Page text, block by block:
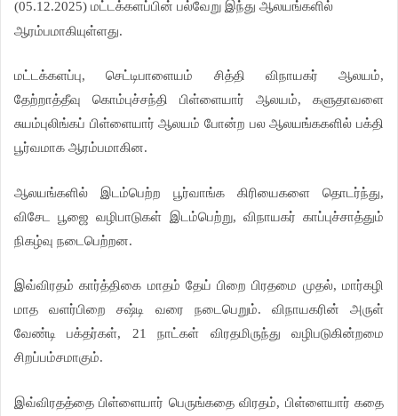
(05.12.2025) மட்டக்களப்பின் பல்வேறு இந்து ஆலயங்களில்
ஆரம்பமாகியுள்ளது.
மட்டக்களப்பு, செட்டிபாளையம் சித்தி விநாயகர் ஆலயம்,
தேற்றாத்தீவு கொம்புச்சந்தி பிள்ளையார் ஆலயம், களுதாவளை
சுயம்புலிங்கப் பிள்ளையார் ஆலயம் போன்ற பல ஆலயங்ககளில் பக்தி
பூர்வமாக ஆரம்பமாகின.
ஆலயங்களில் இடம்பெற்ற பூர்வாங்க கிரியைகளை தொடர்ந்து,
விசேட பூஜை வழிபாடுகள் இடம்பெற்று, விநாயகர் காப்புச்சாத்தும்
நிகழ்வு நடைபெற்றன.
இவ்விரதம் கார்த்திகை மாதம் தேய் பிறை பிரதமை முதல், மார்கழி
மாத வளர்பிறை சஷ்டி வரை நடைபெறும். விநாயகரின் அருள்
வேண்டி பக்தர்கள், 21 நாட்கள் விரதமிருந்து வழிபடுகின்றமை
சிறப்பம்சமாகும்.
இவ்விரதத்தை பிள்ளையார் பெருங்கதை விரதம், பிள்ளையார் கதை